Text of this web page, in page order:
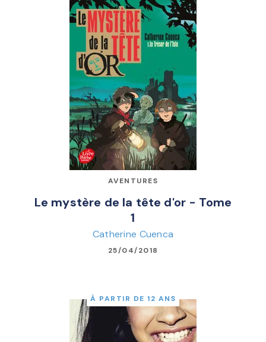
AVENTURES
Le mystère de la tête d'or - Tome
1
Catherine Cuenca
25/04/2018
À PARTIR DE 12 ANS